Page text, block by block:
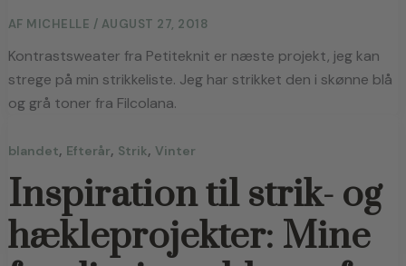
AF MICHELLE / AUGUST 27, 2018
Kontrastsweater fra Petiteknit er næste projekt, jeg kan
strege på min strikkeliste. Jeg har strikket den i skønne blå
og grå toner fra Filcolana.
blandet, Efterår, Strik, Vinter
Inspiration til strik- og
hækleprojekter: Mine